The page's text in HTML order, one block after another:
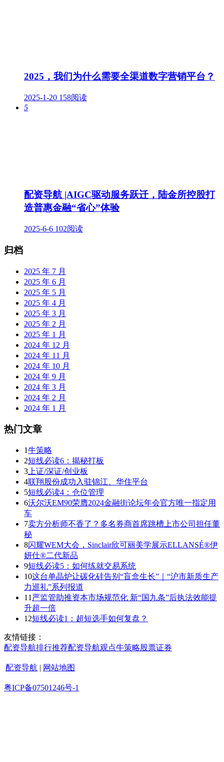
2025，我们为什么需要全渠道数字营销平台？
2025-1-20 158阅读
5
配资导航 |AIGC驱动服务跃迁，陆金所控股打
造普惠金融“省心”体验
2025-6-6 102阅读
归档
2025 年 7 月
2025 年 6 月
2025 年 5 月
2025 年 4 月
2025 年 3 月
2025 年 2 月
2025 年 1 月
2024 年 12 月
2024 年 11 月
2024 年 10 月
2024 年 9 月
2024 年 3 月
2024 年 2 月
2024 年 1 月
热门文章
1牛策略
2短线必读6：揭秘打板
3 上证/深证/创业板
4联翔股份成功入驻锦江、华住平台
5短线必读4：仓位管理
6沃尔沃EM90荣膺2024金融街论坛年会官方唯一指定用
车
7卖方分析师不香了？多名券商首席跳槽上市公司担任董
秘
8闪耀WEM大会，Sinclair欣可丽美学展示ELLANSÉ®伊
妍仕®二代新品
9短线必读5：如何练就交易系统
10这台单晶炉让碳化硅告别“盲盒生长”｜“沪市新质生产
力巡礼”系列报道
11 严监管助推资本市场规范化 新“国九条”后执法效能提
升超一倍
12短线必读1：超短选手如何复盘？
友情链接：
配资导航排行推荐配资导航观点牛策略股票证券
配资导航 | 网站地图
粤ICP备07501246号-1